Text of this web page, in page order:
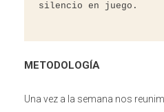
silencio en juego.
METODOLOGÍA
Una vez a la semana nos